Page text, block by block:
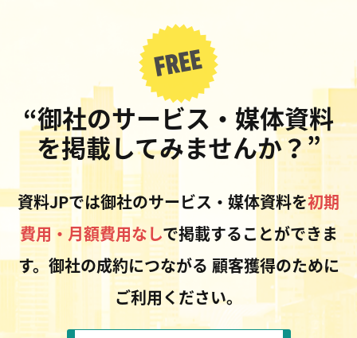
“御社のサービス・媒体資料
を掲載してみませんか？”
資料JPでは御社のサービス・媒体資料を初期
費用・月額費用なしで掲載することができま
す。御社の成約につながる 顧客獲得のために
ご利用ください。